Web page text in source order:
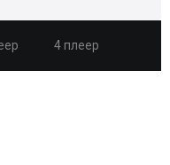
4 плеер